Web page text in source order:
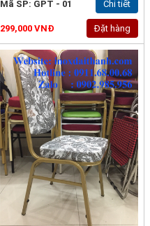
Mã SP: GPT - 01
Chi tiết
299,000 VNĐ Đặt hàng